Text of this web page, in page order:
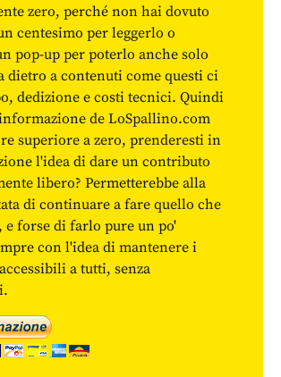
zero, perché non hai dovuto
centesimo per leggerlo o
pop-up per poterlo anche solo
dietro a contenuti come questi ci
dedizione e costi tecnici. Quindi
de LoSpallino.com
superiore a zero, prenderesti in
l'idea di dare un contributo
libero? Permetterebbe alla
di continuare a fare quello che
e forse di farlo pure un po'
con l'idea di mantenere i
a tutti, senza